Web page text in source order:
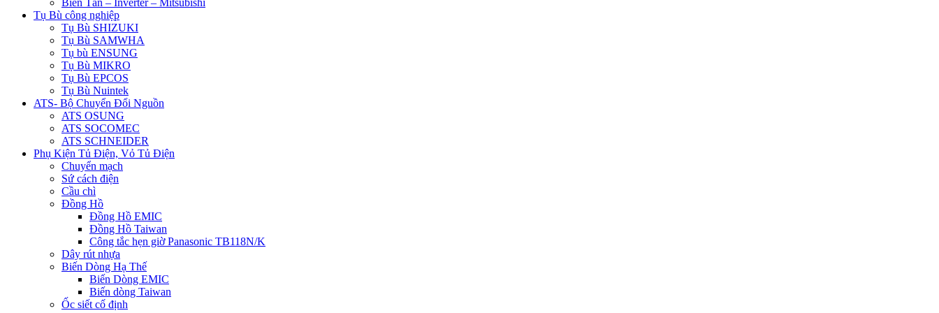
Biến Tần – Inverter – Mitsubishi
Tụ Bù công nghiệp
Tụ Bù SHIZUKI
Tụ Bù SAMWHA
Tụ bù ENSUNG
Tụ Bù MIKRO
Tụ Bù EPCOS
Tụ Bù Nuintek
ATS- Bộ Chuyển Đổi Nguồn
ATS OSUNG
ATS SOCOMEC
ATS SCHNEIDER
Phụ Kiện Tủ Điện, Vỏ Tủ Điện
Chuyển mạch
Sứ cách điện
Cầu chì
Đồng Hồ
Đồng Hồ EMIC
Đồng Hồ Taiwan
Công tắc hẹn giờ Panasonic TB118N/K
Dây rút nhựa
Biến Dòng Hạ Thế
Biến Dòng EMIC
Biến dòng Taiwan
Ốc siết cố định